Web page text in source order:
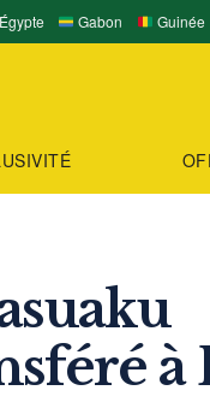
Égypte Gabon Guinée
à